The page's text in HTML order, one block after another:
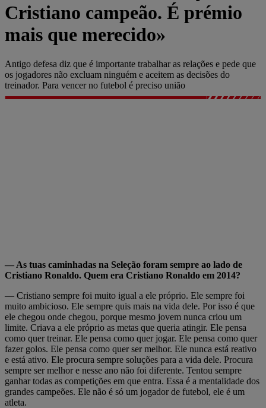
Cristiano campeão. É prémio
mais que merecido»
Antigo defesa diz que é importante trabalhar as relações e pede que
os jogadores não excluam ninguém e aceitem as decisões do
treinador. Para vencer no futebol é preciso união
— As tuas caminhadas na Seleção foram sempre ao lado de
Cristiano Ronaldo. Quem era Cristiano Ronaldo em 2014?
— Cristiano sempre foi muito igual a ele próprio. Ele sempre foi
muito ambicioso. Ele sempre quis mais na vida dele. Por isso é que
ele chegou onde chegou, porque mesmo jovem nunca criou um
limite. Criava a ele próprio as metas que queria atingir. Ele pensa
como quer treinar. Ele pensa como quer jogar. Ele pensa como quer
fazer golos. Ele pensa como quer ser melhor. Ele nunca está reativo
e está ativo. Ele procura sempre soluções para a vida dele. Procura
sempre ser melhor e nesse ano não foi diferente. Tentou sempre
ganhar todas as competições em que entra. Essa é a mentalidade dos
grandes campeões. Ele não é só um jogador de futebol, ele é um
atleta.